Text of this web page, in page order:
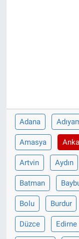
Adana
Amasya
Artvin Aydın
Batman
Bolu Burdur
Düzce Edirne